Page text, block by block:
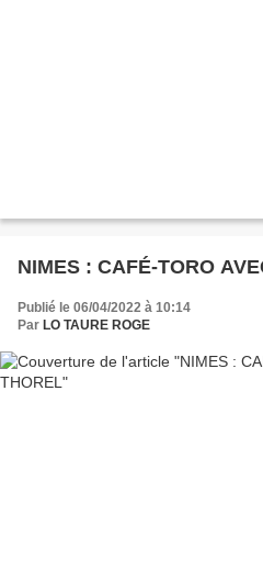
NIMES : CAFÉ-TORO
Publié le 06/04/2022 à 10:14
Par LO TAURE ROGE